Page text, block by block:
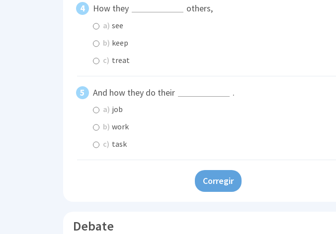
How they others,
a) see
b) keep
c) treat
And how they do their .
a) job
b) work
c) task
Corregir
Debate